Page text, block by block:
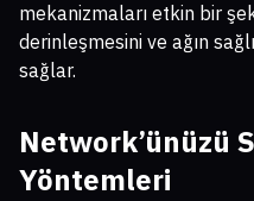
mekanizmaları etkin bir
derinleşmesini ve ağın
sağlar.
Network’ünüzü
Yöntemleri